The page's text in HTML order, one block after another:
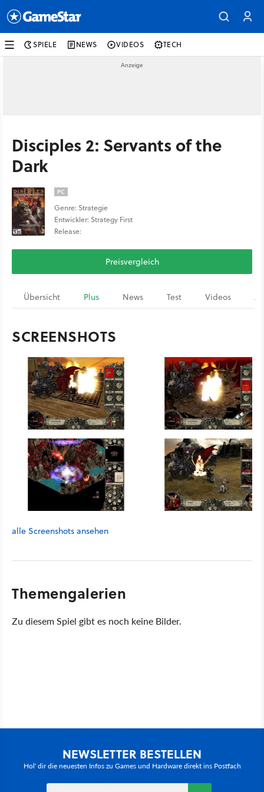
SPIELE NEWS VIDEOS TECH
Disciples 2: Servants of the
Dark
PC
Genre: Strategie
Entwickler: Strategy First
Release:
Preisvergleich
Übersicht Plus News Test Videos
SCREENSHOTS
alle Screenshots ansehen
Themengalerien
Zu diesem Spiel gibt es noch keine Bilder.
NEWSLETTER BESTELLEN
Hol' dir die neuesten Infos zu Games und Hardware direkt ins Postfach